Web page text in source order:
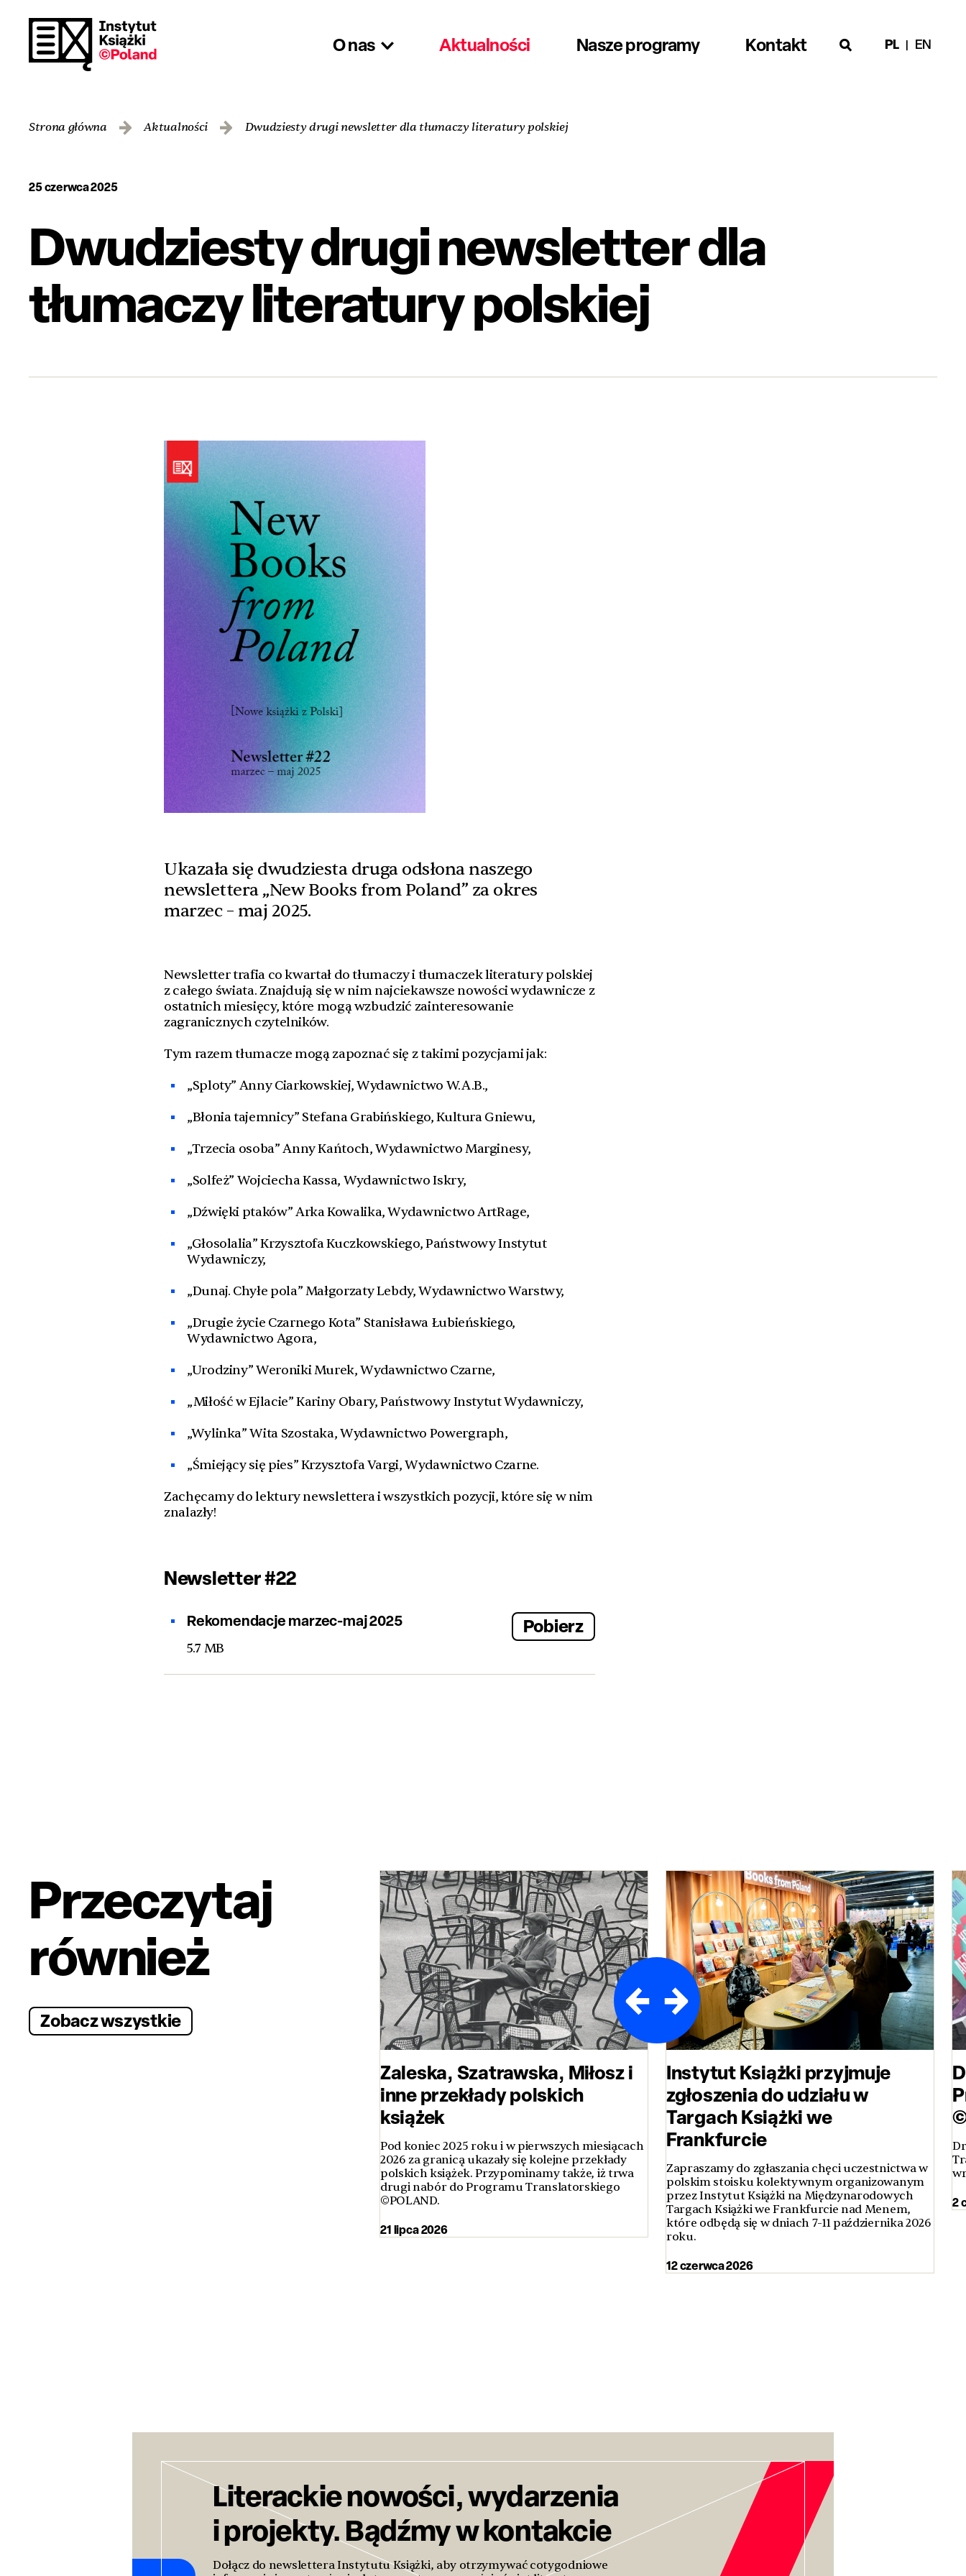
O nas Aktualności Nasze programy Kontakt PL EN
Strona główna Aktualności Dwudziesty drugi newsletter dla tłumaczy literatury polskiej
25 czerwca 2025
Dwudziesty drugi newsletter dla
tłumaczy literatury polskiej
Ukazała się dwudziesta druga odsłona naszego
newslettera „New Books from Poland” za okres
marzec – maj 2025.
Newsletter trafia co kwartał do tłumaczy i tłumaczek literatury polskiej
z całego świata. Znajdują się w nim najciekawsze nowości wydawnicze z
ostatnich miesięcy, które mogą wzbudzić zainteresowanie
zagranicznych czytelników.
Tym razem tłumacze mogą zapoznać się z takimi pozycjami jak:
„Sploty” Anny Ciarkowskiej, Wydawnictwo W.A.B.,
„Błonia tajemnicy” Stefana Grabińskiego, Kultura Gniewu,
„Trzecia osoba” Anny Kańtoch, Wydawnictwo Marginesy,
„Solfeż” Wojciecha Kassa, Wydawnictwo Iskry,
„Dźwięki ptaków” Arka Kowalika, Wydawnictwo ArtRage,
„Głosolalia” Krzysztofa Kuczkowskiego, Państwowy Instytut
Wydawniczy,
„Dunaj. Chyłe pola” Małgorzaty Lebdy, Wydawnictwo Warstwy,
„Drugie życie Czarnego Kota” Stanisława Łubieńskiego,
Wydawnictwo Agora,
„Urodziny” Weroniki Murek, Wydawnictwo Czarne,
„Miłość w Ejlacie” Kariny Obary, Państwowy Instytut Wydawniczy,
„Wylinka” Wita Szostaka, Wydawnictwo Powergraph,
„Śmiejący się pies” Krzysztofa Vargi, Wydawnictwo Czarne.
Zachęcamy do lektury newslettera i wszystkich pozycji, które się w nim
znalazły!
Newsletter #22
Rekomendacje marzec-maj 2025
5.7 MB
Pobierz
Przeczytaj
również
Zobacz wszystkie
Zaleska, Szatrawska, Miłosz i
inne przekłady polskich
książek
Pod koniec 2025 roku i w pierwszych miesiącach
2026 za granicą ukazały się kolejne przekłady
polskich książek. Przypominamy także, iż trwa
drugi nabór do Programu Translatorskiego
©POLAND.
21 lipca 2026
Instytut Książki przyjmuje
zgłoszenia do udziału w
Targach Książki we
Frankfurcie
Zapraszamy do zgłaszania chęci uczestnictwa w
polskim stoisku kolektywnym organizowanym
przez Instytut Książki na Międzynarodowych
Targach Książki we Frankfurcie nad Menem,
które odbędą się w dniach 7-11 października 2026
roku.
12 czerwca 2026
2
Literackie nowości, wydarzenia
i projekty. Bądźmy w kontakcie
Dołącz do newslettera Instytutu Książki, aby otrzymywać cotygodniowe